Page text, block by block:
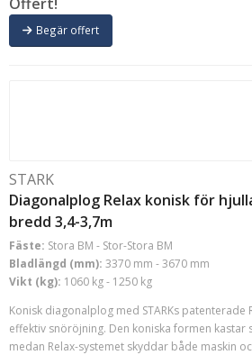
UAR 3250/1800 RS
UAR 3750/1800 RM
UAR 3750/1800 RS
Begär offert
STARK
Diagonalplog Relax konisk för
bredd 3,4-3,7m
Fäste: Stora BM - Stor-Stora BM
Bladlängd (mm): 3370 mm - 3670 mm
Vikt (kg): 1060 kg - 1250 kg
Konisk diagonalplog med STARKs patenterade
effektiv snöröjning. Den koniska formen kastar
medan Relax-systemet skyddar både maskin